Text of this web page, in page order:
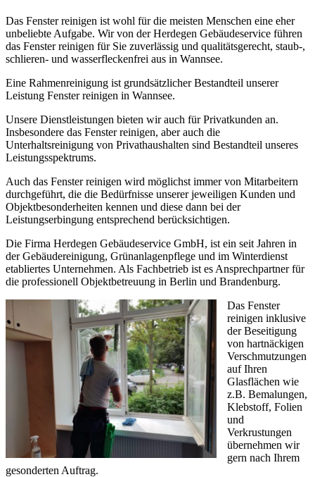
Das Fenster reinigen ist wohl für die meisten Menschen eine eher
unbeliebte Aufgabe. Wir von der Herdegen Gebäudeservice führen
das Fenster reinigen für Sie zuverlässig und qualitätsgerecht, staub-,
schlieren- und wasserfleckenfrei aus in Wannsee.
Eine Rahmenreinigung ist grundsätzlicher Bestandteil unserer
Leistung Fenster reinigen in Wannsee.
Unsere Dienstleistungen bieten wir auch für Privatkunden an.
Insbesondere das Fenster reinigen, aber auch die
Unterhaltsreinigung von Privathaushalten sind Bestandteil unseres
Leistungsspektrums.
Auch das Fenster reinigen wird möglichst immer von Mitarbeitern
durchgeführt, die die Bedürfnisse unserer jeweiligen Kunden und
Objektbesonderheiten kennen und diese dann bei der
Leistungserbingung entsprechend berücksichtigen.
Die Firma Herdegen Gebäudeservice GmbH, ist ein seit Jahren in
der Gebäudereinigung, Grünanlagenpflege und im Winterdienst
etabliertes Unternehmen. Als Fachbetrieb ist es Ansprechpartner für
die professionell Objektbetreuung in Berlin und Brandenburg.
Das Fenster
reinigen inklusive
der Beseitigung
von hartnäckigen
Verschmutzungen
auf Ihren
Glasflächen wie
z.B. Bemalungen,
Klebstoff, Folien
und
Verkrustungen
übernehmen wir
gern nach Ihrem
gesonderten Auftrag.